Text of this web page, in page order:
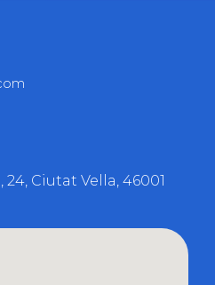
Ciutat Vella, 46001